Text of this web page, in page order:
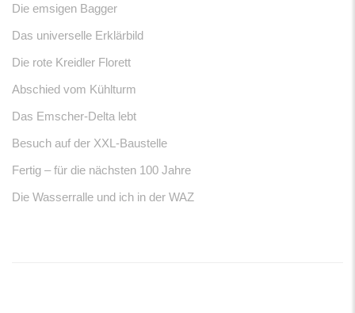
Die emsigen Bagger
Das universelle Erklärbild
Die rote Kreidler Florett
Abschied vom Kühlturm
Das Emscher-Delta lebt
Besuch auf der XXL-Baustelle
Fertig – für die nächsten 100 Jahre
Die Wasserralle und ich in der WAZ